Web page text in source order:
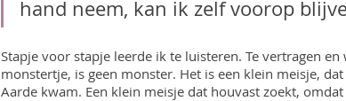
hand neem, kan ik zelf voorop
Stapje voor stapje leerde ik te luisteren. Te vertragen
monstertje, is geen monster. Het is een klein meisje,
Aarde kwam. Een klein meisje dat houvast zoekt,